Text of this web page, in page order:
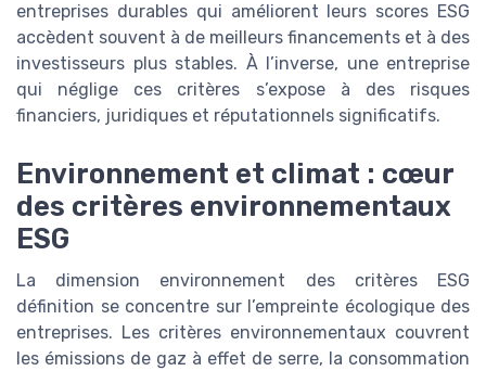
entreprises durables qui améliorent leurs scores ESG
accèdent souvent à de meilleurs financements et à des
investisseurs plus stables. À l’inverse, une entreprise
qui néglige ces critères s’expose à des risques
financiers, juridiques et réputationnels significatifs.
Environnement et climat : cœur
des critères environnementaux
ESG
La dimension environnement des critères ESG
définition se concentre sur l’empreinte écologique des
entreprises. Les critères environnementaux couvrent
les émissions de gaz à effet de serre, la consommation